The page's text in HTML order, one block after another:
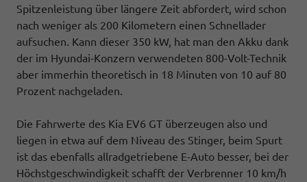
Spitzenleistung über längere Zeit abfordert, wird schon
nach weniger als 200 Kilometern einen Schnellader
aufsuchen. Kann dieser 350 kW, hat man den Akku dank
der im Hyundai-Konzern verwendeten 800-Volt-Technik
aber immerhin theoretisch in 18 Minuten von 10 auf 80
Prozent nachgeladen.
Die Fahrwerte des Kia EV6 GT überzeugen also und
liegen in etwa auf dem Niveau des Stinger, beim Spurt
ist das ebenfalls allradgetriebene E-Auto besser, bei der
Höchstgeschwindigkeit schafft der Verbrenner 10 km/h